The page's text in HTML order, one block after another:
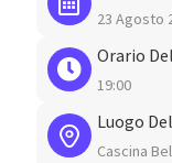
23 Agosto
Orario
19:00
Luogo
Cascina